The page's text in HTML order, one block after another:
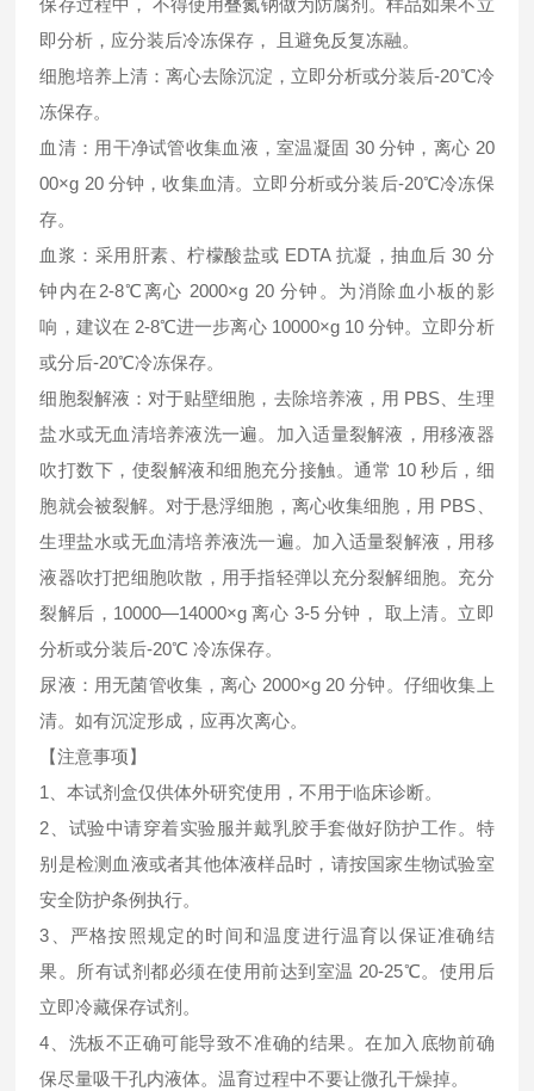
保存过程中， 不得使用叠氮钠做为防腐剂。样品如果不立
即分析，应分装后冷冻保存， 且避免反复冻融。
细胞培养上清：离心去除沉淀，立即分析或分装后-20℃冷
冻保存。
血清：用干净试管收集血液，室温凝固 30 分钟，离心 20
00×g 20 分钟，收集血清。立即分析或分装后-20℃冷冻保
存。
血浆：采用肝素、柠檬酸盐或 EDTA 抗凝，抽血后 30 分
钟内在2-8℃离心 2000×g 20 分钟。为消除血小板的影
响，建议在 2-8℃进一步离心 10000×g 10 分钟。立即分析
或分后-20℃冷冻保存。
细胞裂解液：对于贴壁细胞，去除培养液，用 PBS、生理
盐水或无血清培养液洗一遍。加入适量裂解液，用移液器
吹打数下，使裂解液和细胞充分接触。通常 10 秒后，细
胞就会被裂解。对于悬浮细胞，离心收集细胞，用 PBS、
生理盐水或无血清培养液洗一遍。加入适量裂解液，用移
液器吹打把细胞吹散，用手指轻弹以充分裂解细胞。充分
裂解后，10000—14000×g 离心 3-5 分钟， 取上清。立即
分析或分装后-20℃ 冷冻保存。
尿液：用无菌管收集，离心 2000×g 20 分钟。仔细收集上
清。如有沉淀形成，应再次离心。
【注意事项】
1、本试剂盒仅供体外研究使用，不用于临床诊断。
2、试验中请穿着实验服并戴乳胶手套做好防护工作。特
别是检测血液或者其他体液样品时，请按国家生物试验室
安全防护条例执行。
3、严格按照规定的时间和温度进行温育以保证准确结
果。所有试剂都必须在使用前达到室温 20-25℃。使用后
立即冷藏保存试剂。
4、洗板不正确可能导致不准确的结果。在加入底物前确
保尽量吸干孔内液体。温育过程中不要让微孔干燥掉。